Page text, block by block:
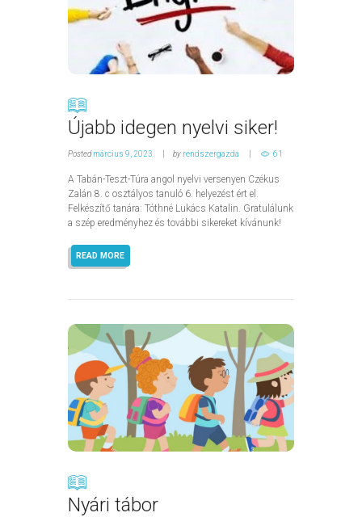
Újabb idegen nyelvi siker!
Postedmárcius 9, 2023 by rendszergazda 61
A Tabán-Teszt-Túra angol nyelvi versenyen Czékus
Zalán 8. c osztályos tanuló 6. helyezést ért el.
Felkészítő tanára: Tóthné Lukács Katalin. Gratulálunk
a szép eredményhez és további sikereket kívánunk!
READ MORE
Nyári tábor